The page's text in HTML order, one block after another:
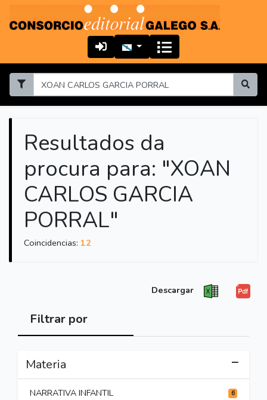
Resultados da
procura para: "XOAN
CARLOS GARCIA
PORRAL"
Coincidencias: 12
Descargar
Filtrar por
Materia
NARRATIVA INFANTIL 6